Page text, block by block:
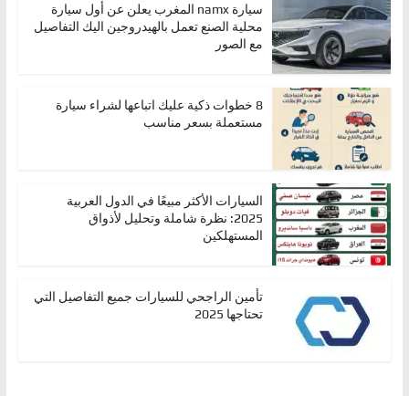
سيارة namx المغرب يعلن عن أول سيارة
محلية الصنع تعمل بالهيدروجين اليك التفاصيل
مع الصور
8 خطوات ذكية عليك اتباعها لشراء سيارة
مستعملة بسعر مناسب
السيارات الأكثر مبيعًا في الدول العربية
2025: نظرة شاملة وتحليل لأذواق
المستهلكين
تأمين الراجحي للسيارات جميع التفاصيل التي
تحتاجها 2025